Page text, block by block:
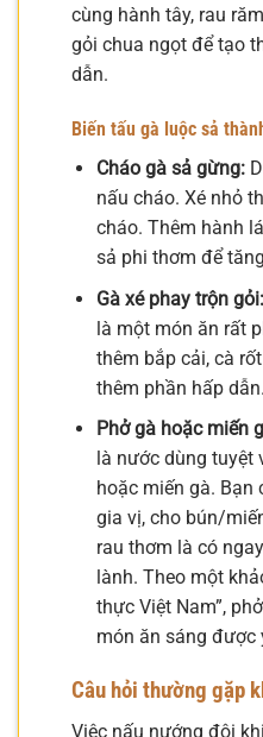
cùng hành tây, rau
gỏi chua ngọt để tạo
dẫn.
Biến tấu gà luộc sả
Cháo gà sả gừng:
nấu cháo. Xé nhỏ
cháo. Thêm hành
sả phi thơm để
Gà xé phay trộn gỏi:
là một món ăn rất
thêm bắp cải, cà
thêm phần hấp dẫn.
Phở gà hoặc miến
là nước dùng tuyệt
hoặc miến gà. Bạn
gia vị, cho bún/
rau thơm là có
lành. Theo một
thực Việt Nam”,
món ăn sáng được
Câu hỏi thường gặp
Việc nấu nướng đôi